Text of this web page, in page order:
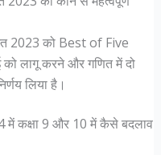
2023 को Best of Five
को लागू करने और गणित में दो
लिया है।
में कक्षा 9 और 10 में कैसे बदलाव